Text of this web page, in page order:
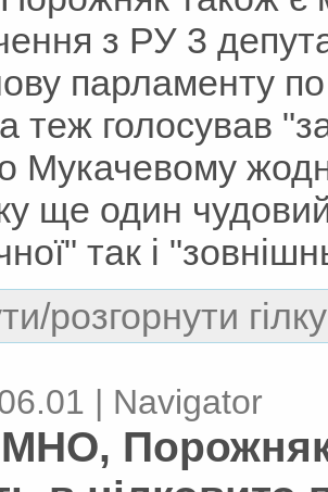
з РУ 3
парламенту
теж голосував
Мукачевому
ще один чудовий
так і
розгорнути
| Navigator